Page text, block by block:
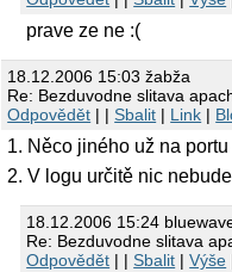
prave ze ne :(
18.12.2006 15:03 žabža
Re: Bezduvodne slitava
Odpovědět | |Sbalit | Link |
1. Něco jiného už na
2. V logu určitě nic
18.12.2006 15:24
Re: Bezduvodne slitava
Odpovědět | |Sbalit |Výše